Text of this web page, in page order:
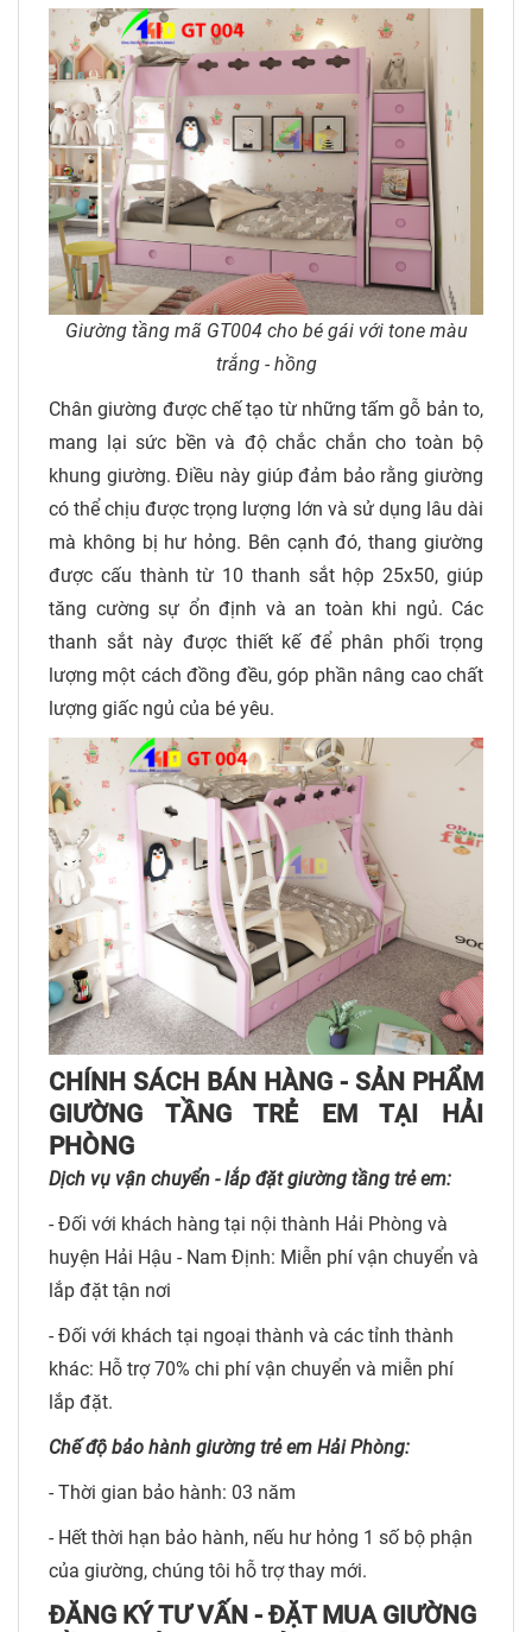
Giường tầng mã GT004 cho bé gái với tone màu
trắng - hồng
Chân giường được chế tạo từ những tấm gỗ bản to,
mang lại sức bền và độ chắc chắn cho toàn bộ
khung giường. Điều này giúp đảm bảo rằng giường
có thể chịu được trọng lượng lớn và sử dụng lâu dài
mà không bị hư hỏng. Bên cạnh đó, thang giường
được cấu thành từ 10 thanh sắt hộp 25x50, giúp
tăng cường sự ổn định và an toàn khi ngủ. Các
thanh sắt này được thiết kế để phân phối trọng
lượng một cách đồng đều, góp phần nâng cao chất
lượng giấc ngủ của bé yêu.
CHÍNH SÁCH BÁN HÀNG - SẢN PHẨM
GIƯỜNG TẦNG TRẺ EM TẠI HẢI
PHÒNG
Dịch vụ vận chuyển - lắp đặt giường tầng trẻ em:
- Đối với khách hàng tại nội thành Hải Phòng và
huyện Hải Hậu - Nam Định: Miễn phí vận chuyển và
lắp đặt tận nơi
- Đối với khách tại ngoại thành và các tỉnh thành
khác: Hỗ trợ 70% chi phí vận chuyển và miễn phí
lắp đặt.
Chế độ bảo hành giường trẻ em Hải Phòng:
- Thời gian bảo hành: 03 năm
- Hết thời hạn bảo hành, nếu hư hỏng 1 số bộ phận
của giường, chúng tôi hỗ trợ thay mới.
ĐĂNG KÝ TƯ VẤN - ĐẶT MUA GIƯỜNG